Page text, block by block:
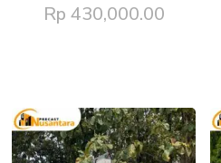
Rp 430,000.00